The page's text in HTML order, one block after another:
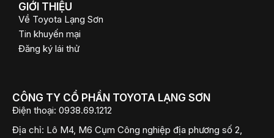
GIỚI THIỆU
Về Toyota Lạng Sơn
Tin khuyến mại
Đăng ký lái thử
CÔNG TY CỔ PHẦN TOYOTA LẠNG SƠN
Điện thoại: 0938.69.1212
Địa chỉ: Lô M4, M6 Cụm Công nghiệp địa phương số 2,